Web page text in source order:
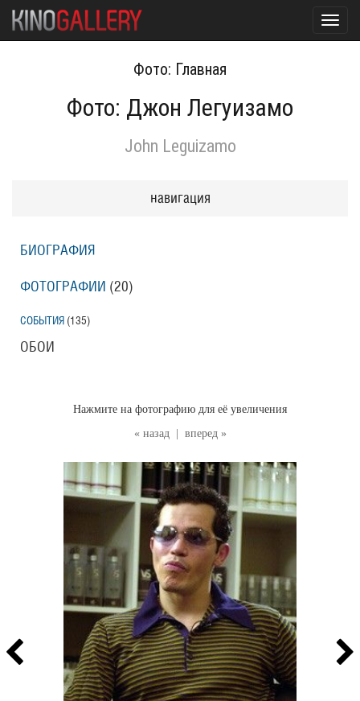
Фото: Главная
Фото: Джон Легуизамо
John Leguizamo
« назад вперед »
Нажмите на фотографию для её увеличения
навигация
БИОГРАФИЯ
ФОТОГРАФИИ (20)
СОБЫТИЯ (135)
ОБОИ